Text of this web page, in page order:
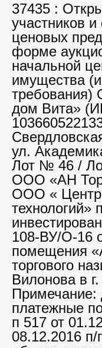
37435 :
участников
ценовых
форме
начальной
имущества
дом Вита»
ул.
Лот № 46 /
ООО «АН
ООО « Центр
технологий»
108-ВУ/О-16
помещения
торгового
Вилонова в
Примечание:
платежные
п 517 от
08.12.2016 п/